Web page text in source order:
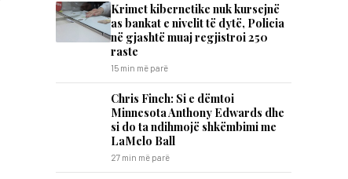
Krimet kibernetike nuk kursejnë
as bankat e nivelit të dytë, Policia
në gjashtë muaj regjistroi 250
raste
15 min më parë
Chris Finch: Si e dëmtoi
Minnesota Anthony Edwards dhe
si do ta ndihmojë shkëmbimi me
LaMelo Ball
27 min më parë